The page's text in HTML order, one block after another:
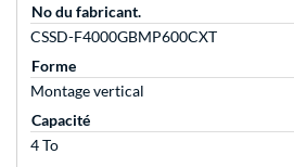
No du fabricant.
CSSD-F4000GBMP600CXT
Forme
Montage vertical
Capacité
4 To